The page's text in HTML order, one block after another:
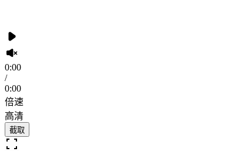
0:00
/
0:00
倍速
高清
截取